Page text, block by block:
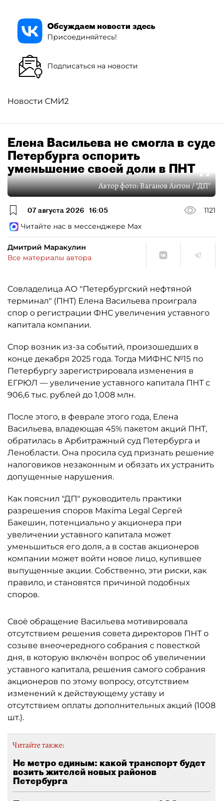
Обсуждаем новости здесь
Присоединяйтесь!
Подписаться на новости
Новости СМИ2
Елена Васильева не смогла в суде
Петербурга оспорить
уменьшение своей доли в ПНТ
Автор фото:Ваганов Антон / "ДП"
07 августа 2026 16:05
1121
Читайте нас в мессенджере Max
Дмитрий Маракулин
Все материалы автора
Совладелица АО "Петербургский нефтяной
терминал" (ПНТ) Елена Васильева проиграла
спор о регистрации ФНС увеличения уставного
капитала компании.
Спор возник из-за событий, произошедших в
конце декабря 2025 года. Тогда МИФНС №15 по
Петербургу зарегистрировала изменения в
ЕГРЮЛ — увеличение уставного капитала ПНТ с
906,6 тыс. рублей до 1,008 млн.
После этого, в феврале этого года, Елена
Васильева, владеющая 45% пакетом акций ПНТ,
обратилась в Арбитражный суд Петербурга и
Ленобласти. Она просила суд признать решение
налоговиков незаконным и обязать их устранить
допущенные нарушения.
Как пояснил "ДП" руководитель практики
разрешения споров Maxima Legal Сергей
Бакешин, потенциально у акционера при
увеличении уставного капитала может
уменьшиться его доля, а в состав акционеров
компании может войти новое лицо, купившее
выпущенные акции. Собственно, эти риски, как
правило, и становятся причиной подобных
споров.
Своё обращение Васильева мотивировала
отсутствием решения совета директоров ПНТ о
созыве внеочередного собрания с повесткой
дня, в которую включён вопрос об увеличении
уставного капитала, решения самого собрания
акционеров по этому вопросу, отсутствием
изменений к действующему уставу и
отсутствием оплаты дополнительных акций (1008
шт.).
Читайте также:
Не метро единым: какой транспорт будет
возить жителей новых районов
Петербурга